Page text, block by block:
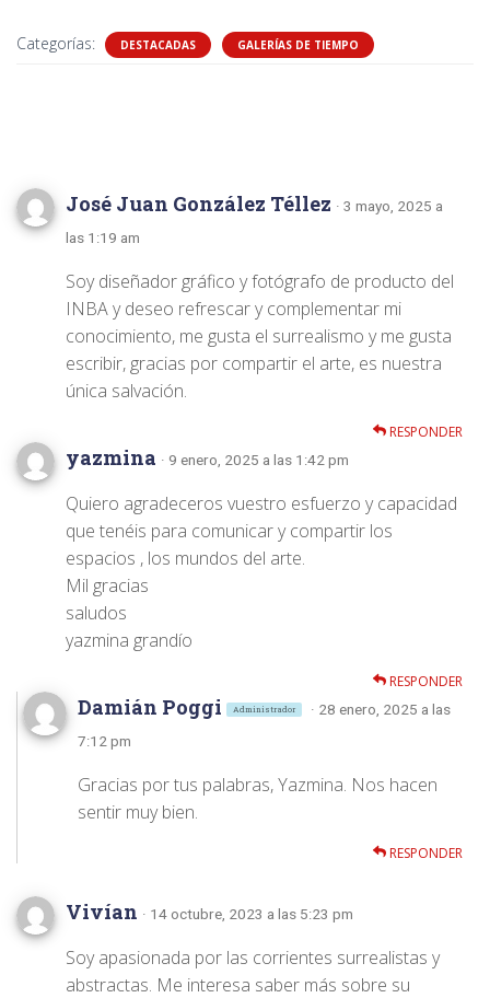
Categorías: DESTACADAS GALERÍAS DE TIEMPO
José Juan González Téllez · 3 mayo, 2025 a
las 1:19 am
Soy diseñador gráfico y fotógrafo de producto del
INBA y deseo refrescar y complementar mi
conocimiento, me gusta el surrealismo y me gusta
escribir, gracias por compartir el arte, es nuestra
única salvación.
RESPONDER
yazmina · 9 enero, 2025 a las 1:42 pm
Quiero agradeceros vuestro esfuerzo y capacidad
que tenéis para comunicar y compartir los
espacios , los mundos del arte.
Mil gracias
saludos
yazmina grandío
RESPONDER
Damián Poggi Administrador
· 28 enero, 2025 a las
7:12 pm
Gracias por tus palabras, Yazmina. Nos hacen
sentir muy bien.
RESPONDER
Vivían · 14 octubre, 2023 a las 5:23 pm
Soy apasionada por las corrientes surrealistas y
abstractas. Me interesa saber más sobre su